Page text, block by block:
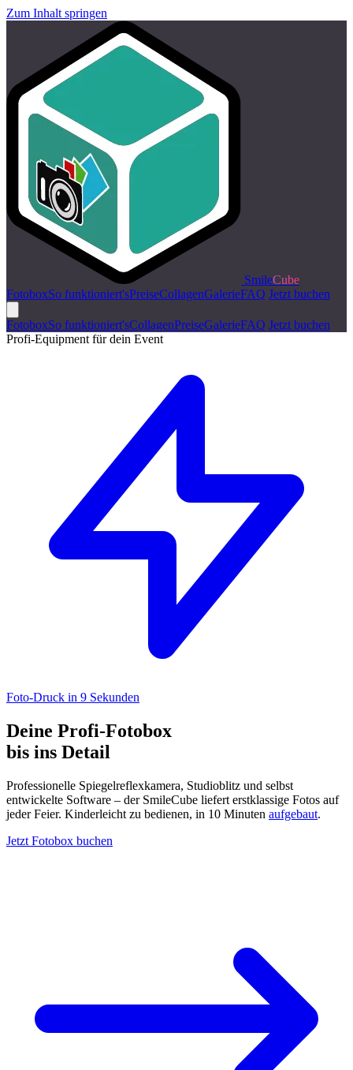
Zum Inhalt springen
SmileCube
FotoboxSo funktioniert'sPreiseCollagenGalerieFAQ Jetzt buchen
FotoboxSo funktioniert'sCollagenPreiseGalerieFAQ Jetzt buchen
Profi-Equipment für dein Event
Foto-Druck in 9 Sekunden
Deine Profi-Fotobox
bis ins Detail
Professionelle Spiegelreflexkamera, Studioblitz und selbst
entwickelte Software – der SmileCube liefert erstklassige Fotos auf
jeder Feier. Kinderleicht zu bedienen, in 10 Minuten aufgebaut.
Jetzt Fotobox buchen